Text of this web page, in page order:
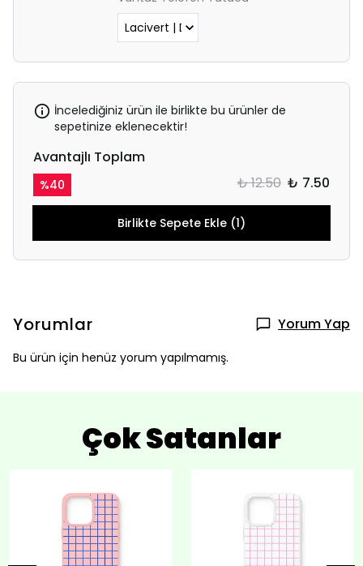
İncelediğiniz ürün ile birlikte bu ürünler de
sepetinize eklenecektir!
Avantajlı Toplam
%40 ₺ 12.50 ₺ 7.50
Birlikte Sepete Ekle (1)
Yorumlar Yorum Yap
Bu ürün için henüz yorum yapılmamış.
Çok Satanlar